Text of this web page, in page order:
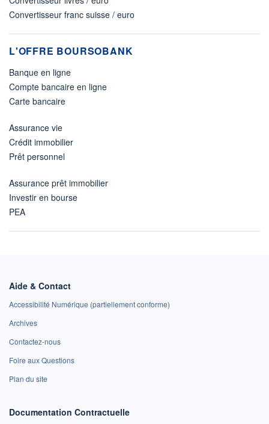
Convertisseur franc suisse / euro
L'OFFRE BOURSOBANK
Banque en ligne
Compte bancaire en ligne
Carte bancaire
Assurance vie
Crédit immobilier
Prêt personnel
Assurance prêt immobilier
Investir en bourse
PEA
Aide & Contact
Accessibilité Numérique (partiellement conforme)
Archives
Contactez-nous
Foire aux Questions
Plan du site
Documentation Contractuelle